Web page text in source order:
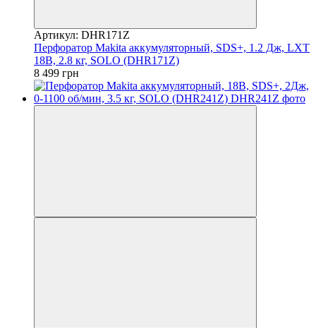
Артикул: DHR171Z
Перфоратор Makita аккумуляторный, SDS+, 1.2 Дж, LXT
18В, 2.8 кг, SOLO (DHR171Z)
8 499 грн